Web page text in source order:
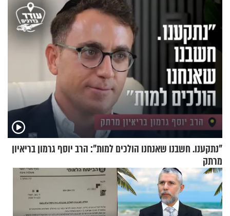
"נתקענו. חשבנו שאנחנו הולכים למות": הרב יוסף גרמון בריאיון
מרתק